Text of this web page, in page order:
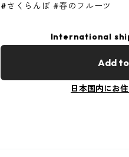
#さくらんぼ #春のフルーツ
International
Add
日本国内にお